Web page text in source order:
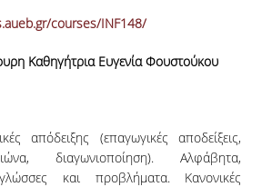
ΔΥΝΑΜΙΚΟ
ΤΕΧΝΙΚΟ ΚΑΙ ΕΡΓΑΣΤΗΡΙΑΚΟ
(Ε.Τ.Ε.Π.)
courses/INF148/
Καθηγήτρια Ευγενία Φουστούκου
απόδειξης (επαγωγικές αποδείξεις,
διαγωνιοποίηση). Αλφάβητα,
και προβλήματα. Κανονικές